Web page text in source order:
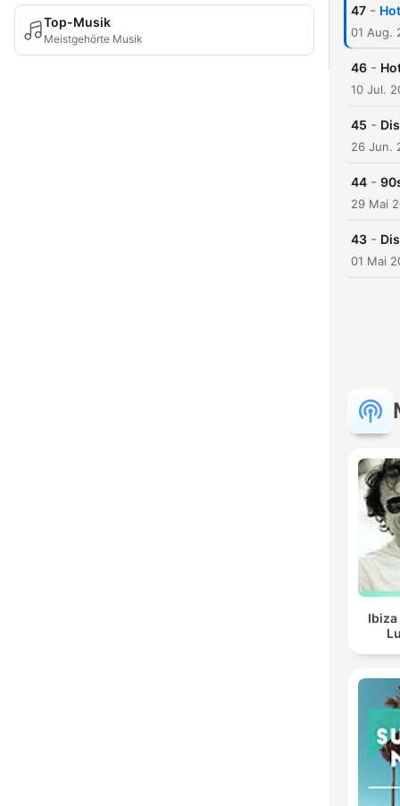
Top-Musik
Meistgehörte Musik
47 -
01 Aug.
46 -
10 Jul.
45 -
26 Jun.
44 -
29 Mai
43 -
01 Mai